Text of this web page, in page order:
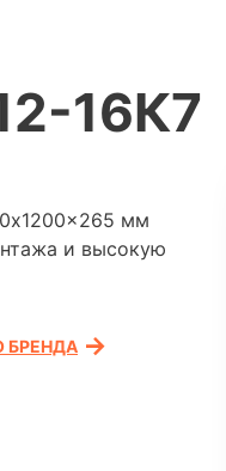
16К7
мм
и высокую
БРЕНДА